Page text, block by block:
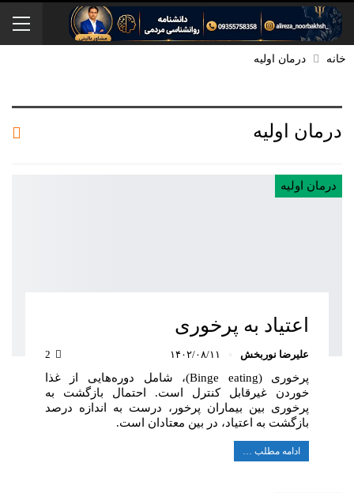
خانه درمان اولیه
درمان اولیه
درمان اولیه
اعتیاد به پرخوری
علیرضا نوربخش ۱۴۰۲/۰۸/۱۱
پرخوری (Binge eating)، شامل دوره‌هایی از غذا
خوردن غیرقابل کنترل است. احتمال بازگشت به
پرخوری بین بیماران پرخور، درست به اندازه درصد
بازگشت به اعتیاد، در بین معتادان است.
ادامه مطلب …